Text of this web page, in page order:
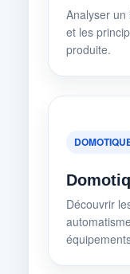
Analyser un
et les
produite.
Découvrir